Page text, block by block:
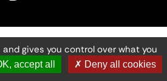
légales
des cookies
numérique
de la Culture ©2026
gives you control over what you
accept all ✗ Deny all cookies